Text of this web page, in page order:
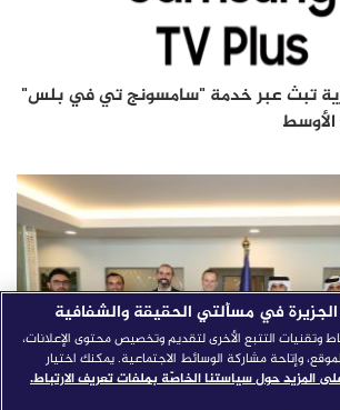
تبث عبر خدمة "سامسونج تي في بلس"
الأوسط
في مسألتي الحقيقة والشفافية
وتقنيات التتبع الأخرى لتقديم وتخصيص محتوى الإعلانات،
وإتاحة مشاركة الوسائط الاجتماعية. يمكنك اختيار
المزيد حول سياستنا الخاصّة بملفات تعريف الارتباط.